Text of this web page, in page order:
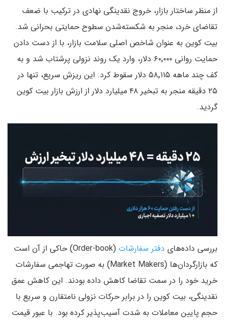
از منظر ساختار بازار، خروج نقدینگی نهادی در ترکیب با ضعف
تقاضای خرد، منجر به شکسته‌شدن سطوح حمایتی بحرانی شد.
بیت کوین به عنوان شاخص اصلی سلامت بازار، با از دست دادن
حمایت روانی ۶۰٬۰۰۰ دلار، وارد یک روند نزولی پرشتاب شد و به
کف چند ماهه ۵۸٬۱۱۵ دلار سقوط کرد. این ریزش سریع، تنها در
۲۵ دقیقه منجر به تبخیر ۴۸ میلیارد دلار از ارزش بازار بیت کوین
گردید.
بررسی داده‌های دفتر سفارشات
(Order-book) حاکی از آن است
که بازارگردان‌ها (Market Makers) به صورت تهاجمی سفارشات
خرید خود را در سمت تقاضا کاهش داده بودند. این کاهش عمق
نقدینگی، بیت کوین را در برابر حرکات نزولی نامتقارن و سریع با
حجم پایین معاملات به شدت آسیب‌پذیر کرده بود. با عبور قیمت